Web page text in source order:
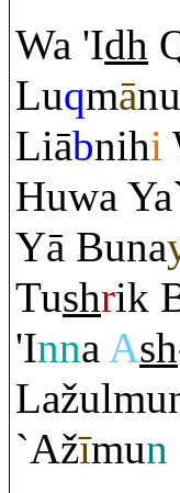
Wa 'Idh
Luqmānu
Liābnihi
Huwa
Yā Buna
Tushrik
'InnaAsh
`Ažīmun